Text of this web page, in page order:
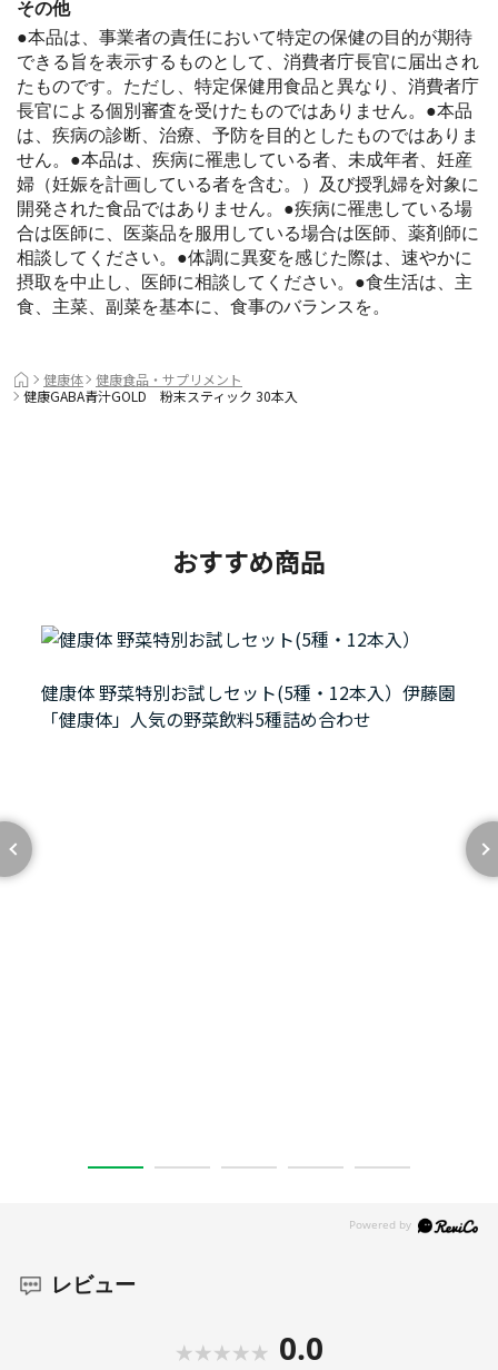
こんな方におすすめ！
高めの血圧が気になる方
すっきりとした青汁が好きな方
野菜不足を感じている方
その他
●本品は、事業者の責任において特定の保健の目的が期待
できる旨を表示するものとして、消費者庁長官に届出され
たものです。ただし、特定保健用食品と異なり、消費者庁
長官による個別審査を受けたものではありません。●本品
は、疾病の診断、治療、予防を目的としたものではありま
せん。●本品は、疾病に罹患している者、未成年者、妊産
婦（妊娠を計画している者を含む。）及び授乳婦を対象に
開発された食品ではありません。●疾病に罹患している場
合は医師に、医薬品を服用している場合は医師、薬剤師に
相談してください。●体調に異変を感じた際は、速やかに
摂取を中止し、医師に相談してください。●食生活は、主
食、主菜、副菜を基本に、食事のバランスを。
おすすめ商品
健康体 野菜特別お試しセット(5種・12本入）伊藤園
「健康体」人気の野菜飲料5種詰め合わせ
健康体
健康食品・サプリメント
健康GABA青汁GOLD 粉末スティック 30本入
レビュー
0.0